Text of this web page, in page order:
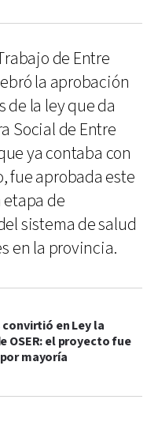
de Entre
la aprobación
de la ley que da
Social de Entre
ya contaba con
fue aprobada este
de
sistema de salud
en la provincia.
en Ley la
OSER: el proyecto fue
mayoría